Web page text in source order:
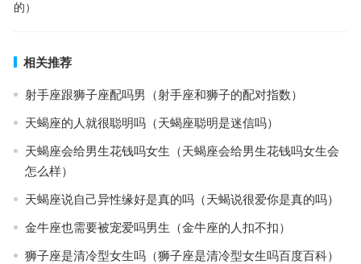
的）
相关推荐
射手座跟狮子座配吗男（射手座和狮子的配对指数）
天蝎座的人就很聪明吗（天蝎座聪明是迷信吗）
天蝎座会给男生花钱吗女生（天蝎座会给男生花钱吗女生会
怎么样）
天蝎座说自己异性缘好是真的吗（天蝎说很爱你是真的吗）
金牛座也需要被宠爱吗男生（金牛座的人扣不扣）
狮子座是清冷型女生吗（狮子座是清冷型女生吗百度百科）